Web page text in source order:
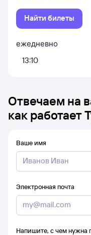
Найти билеты
ежедневно
13:10
Отвечаем на
как работает
Ваше имя
Электронная почта
Напишите, с чем нужна